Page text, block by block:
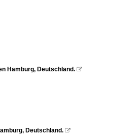
Hamburg, Deutschland. 
Deutschland. 